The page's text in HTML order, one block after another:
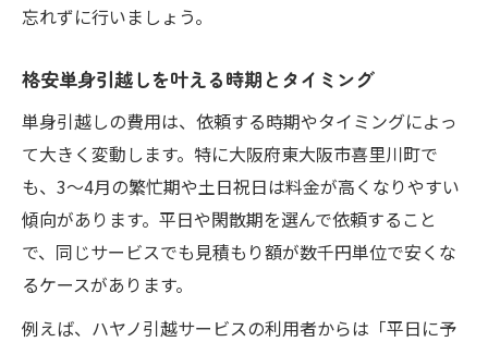
忘れずに行いましょう。
格安単身引越しを叶える時期とタイミング
単身引越しの費用は、依頼する時期やタイミングによっ
て大きく変動します。特に大阪府東大阪市喜里川町で
も、3～4月の繁忙期や土日祝日は料金が高くなりやすい
傾向があります。平日や閑散期を選んで依頼すること
で、同じサービスでも見積もり額が数千円単位で安くな
るケースがあります。
例えば、ハヤノ引越サービスの利用者からは「平日に予